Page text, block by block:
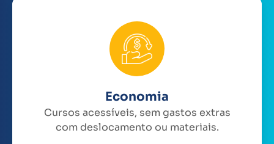
Economia
Cursos acessíveis, sem gastos extras
com deslocamento ou materiais.